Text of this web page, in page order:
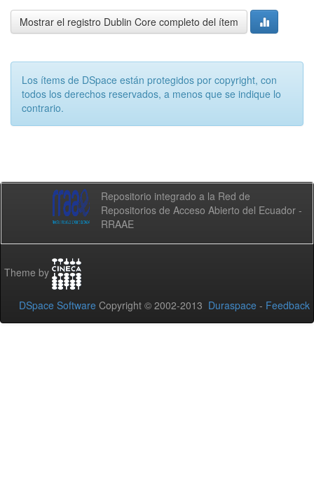
Mostrar el registro Dublin Core completo del ítem
Los ítems de DSpace están protegidos por copyright, con
todos los derechos reservados, a menos que se indique lo
contrario.
Repositorio integrado a la Red de
Repositorios de Acceso Abierto del Ecuador -
RRAAE
Theme by
DSpace Software Copyright © 2002-2013 Duraspace - Feedback